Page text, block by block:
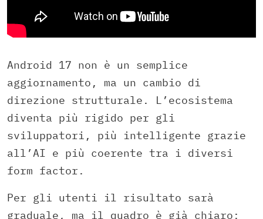
Android 17 non è un semplice
aggiornamento, ma un cambio di
direzione strutturale. L’ecosistema
diventa più rigido per gli
sviluppatori, più intelligente grazie
all’AI e più coerente tra i diversi
form factor.
Per gli utenti il risultato sarà
graduale, ma il quadro è già chiaro: